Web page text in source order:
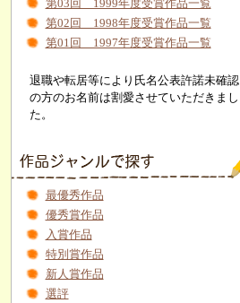
第03回 1999年度受賞作品一覧
第02回 1998年度受賞作品一覧
第01回 1997年度受賞作品一覧
退職や転居等により氏名公表許諾未確認
の方のお名前は割愛させていただきまし
た。
最優秀作品
優秀賞作品
入賞作品
特別賞作品
新人賞作品
選評